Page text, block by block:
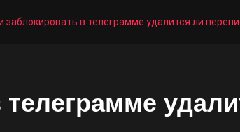
заблокировать в телеграмме удалится ли